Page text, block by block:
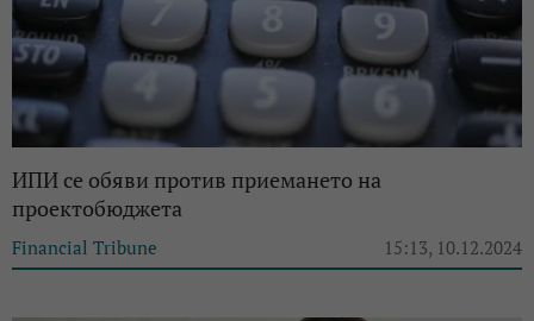
ИПИ се обяви против приемането на
проектобюджета
Financial Tribune 15:13, 10.12.2024